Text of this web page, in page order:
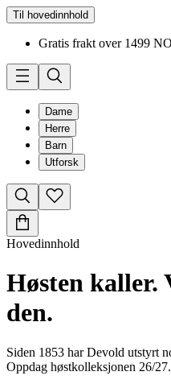
Til hovedinnhold
Gratis frakt over 1499
Dame
Herre
Barn
Utforsk
Hovedinnhold
Høsten kaller.
den.
Siden 1853 har Devold utstyrt
Oppdag høstkolleksjonen 26/27.